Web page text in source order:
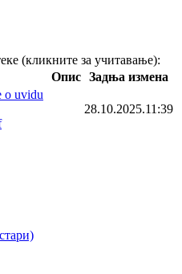
(кликните за учитавање):
Опис Задња измена
28.10.2025.11:39